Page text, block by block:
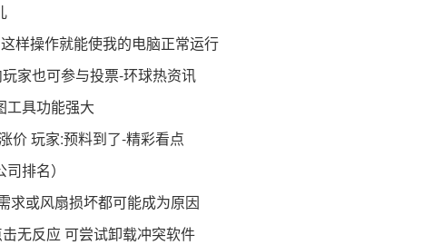
样操作就能使我的电脑正常运行
家也可参与投票-环球热资讯
工具功能强大
价 玩家:预料到了-精彩看点
排名）
求或风扇损坏都可能成为原因
无反应 可尝试卸载冲突软件